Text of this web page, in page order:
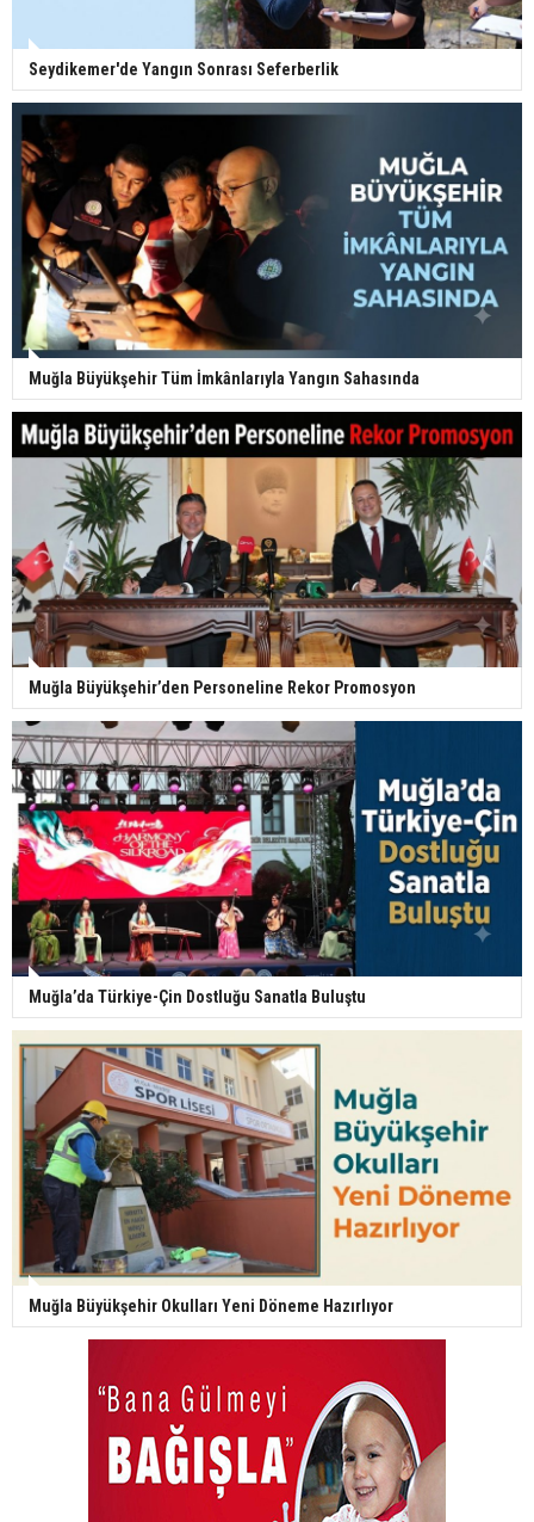
Seydikemer'de Yangın Sonrası Seferberlik
Muğla Büyükşehir Tüm İmkânlarıyla Yangın Sahasında
Muğla Büyükşehir’den Personeline Rekor Promosyon
Muğla’da Türkiye-Çin Dostluğu Sanatla Buluştu
Muğla Büyükşehir Okulları Yeni Döneme Hazırlıyor